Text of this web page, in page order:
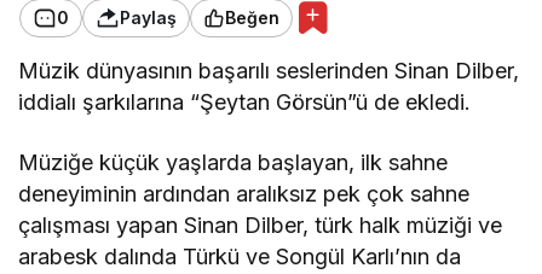
0 Paylaş Beğen
Müzik dünyasının başarılı seslerinden Sinan Dilber,
iddialı şarkılarına “Şeytan Görsün”ü de ekledi.
Müziğe küçük yaşlarda başlayan, ilk sahne
deneyiminin ardından aralıksız pek çok sahne
çalışması yapan Sinan Dilber, türk halk müziği ve
arabesk dalında Türkü ve Songül Karlı’nın da